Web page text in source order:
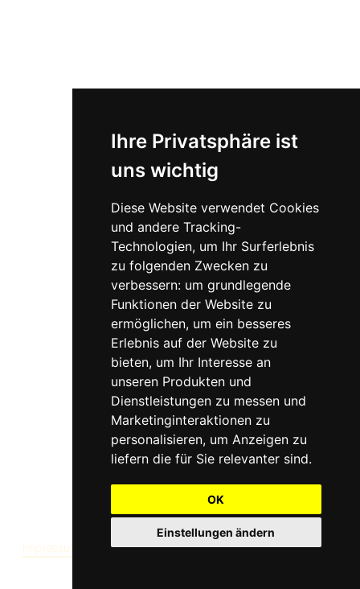
Ihre Privatsphäre ist
uns wichtig
Diese Website verwendet Cookies
und andere Tracking-
Technologien, um Ihr Surferlebnis
zu folgenden Zwecken zu
verbessern: um grundlegende
Funktionen der Website zu
ermöglichen, um ein besseres
Erlebnis auf der Website zu
bieten, um Ihr Interesse an
unseren Produkten und
Dienstleistungen zu messen und
Marketinginteraktionen zu
personalisieren, um Anzeigen zu
liefern die für Sie relevanter sind.
OK
Einstellungen ändern
Datenschutz
Impressum